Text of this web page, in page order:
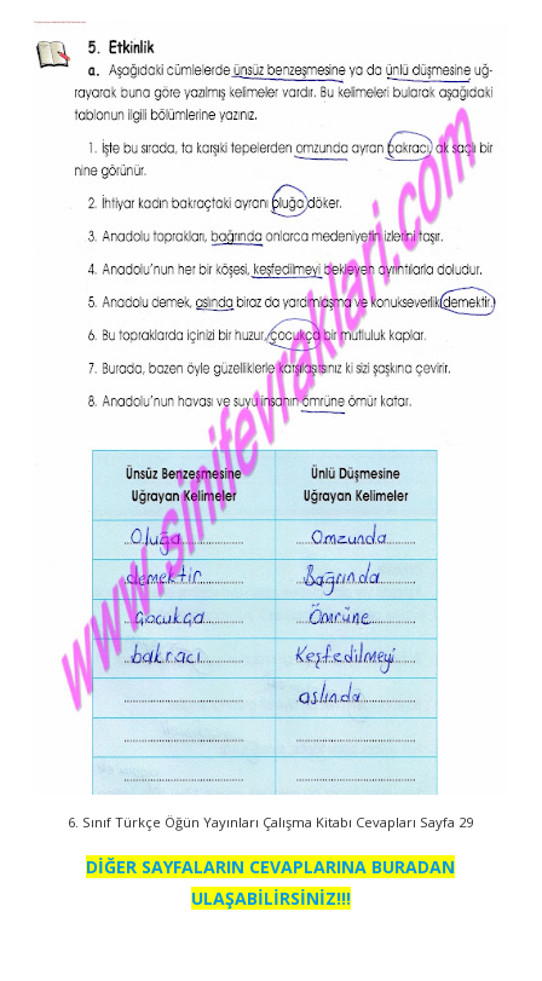
6. Sınıf Türkçe Öğün Yayınları Çalışma Kitabı Cevapları Sayfa 29
DİĞER SAYFALARIN CEVAPLARINA BURADAN
ULAŞABİLİRSİNİZ!!!